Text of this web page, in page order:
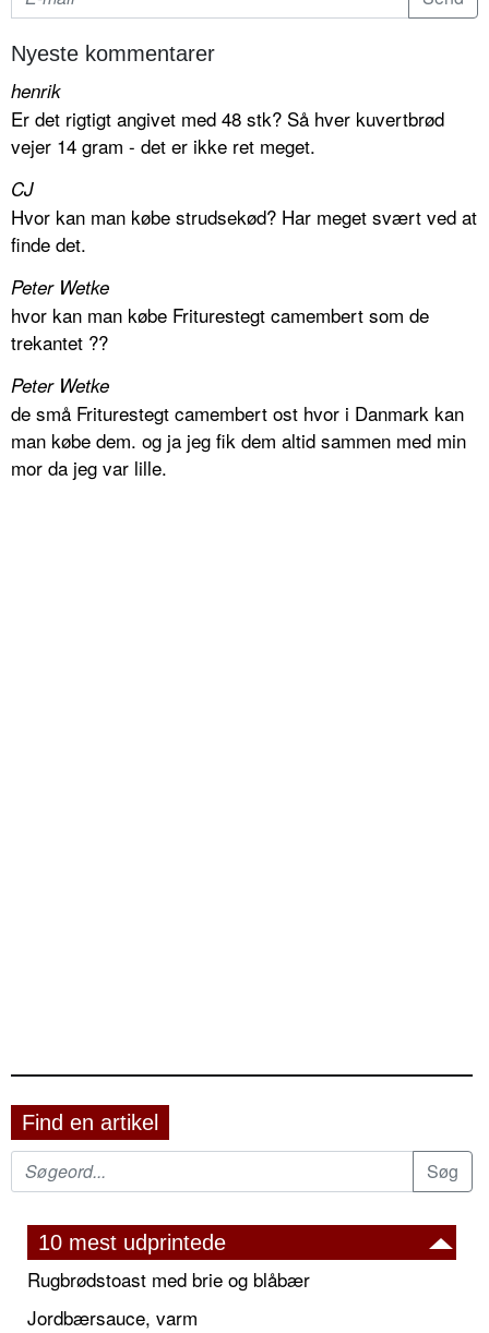
Nyeste kommentarer
henrik
Er det rigtigt angivet med 48 stk? Så hver kuvertbrød
vejer 14 gram - det er ikke ret meget.
CJ
Hvor kan man købe strudsekød? Har meget svært ved at
finde det.
Peter Wetke
hvor kan man købe Friturestegt camembert som de
trekantet ??
Peter Wetke
de små Friturestegt camembert ost hvor i Danmark kan
man købe dem. og ja jeg fik dem altid sammen med min
mor da jeg var lille.
Find en artikel
10 mest udprintede
Rugbrødstoast med brie og blåbær
Jordbærsauce, varm